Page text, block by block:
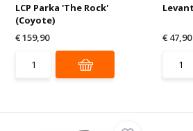
LCP Parka 'The Rock'
(Coyote)
€ 159,90
€ 47,90